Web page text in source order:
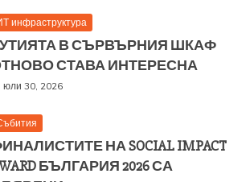
инфраструктура
В СЪРВЪРНИЯ ШКАФ
СТАВА ИНТЕРЕСНА
юли 30, 2026
НА SOCIAL IMPACT
БЪЛГАРИЯ 2026 СА